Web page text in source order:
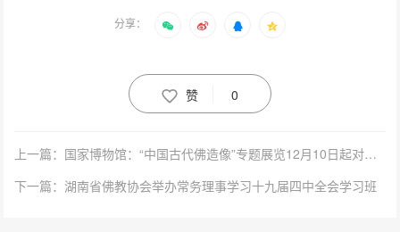
分享：
赞 0
上一篇：国家博物馆：“中国古代佛造像”专题展览12月10日起对公众展出
下一篇：湖南省佛教协会举办常务理事学习十九届四中全会学习班